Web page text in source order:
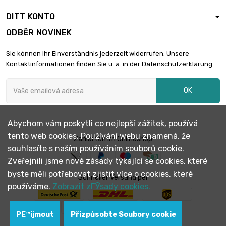
2.5/4mm
délka : 150mm
Tloušťka / síla :
2.5/4mm
5,02 €
šířka : 150mm
délka : 250mm
šířka : 150mm
Tloušťka / síla :
2.5/4mm
8,37 €
délka : 300mm
šířka : 150mm
Tloušťka / síla :
10,04 €
DITT KONTO
ODBĚR NOVINEK
Sie können Ihr Einverständnis jederzeit widerrufen. Unsere
Kontaktinformationen finden Sie u. a. in der Datenschutzerklärung.
OK
Zahlarten im Onlineshop
Schneller Versand per
Abychom vám poskytli co nejlepší zážitek, používá
tento web cookies. Používání webu znamená, že
souhlasíte s naším používáním souborů cookie.
Zveřejnili jsme nové zásady týkající se cookies, které
byste měli potřebovat zjistit více o cookies, které
používáme. Zobrazit zГЎsady cookies.
PЕ™ijmout Přizpůsobte Soubory cookie